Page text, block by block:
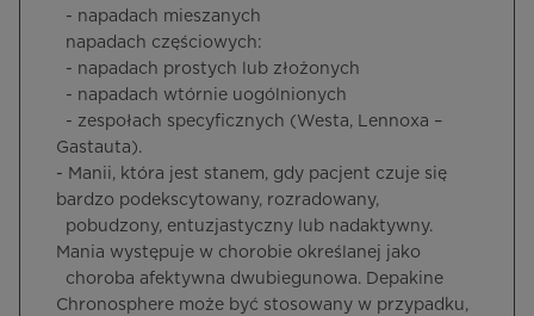
- napadach mieszanych
napadach częściowych:
- napadach prostych lub złożonych
- napadach wtórnie uogólnionych
- zespołach specyficznych (Westa, Lennoxa –
Gastauta).
- Manii, która jest stanem, gdy pacjent czuje się
bardzo podekscytowany, rozradowany,
pobudzony, entuzjastyczny lub nadaktywny.
Mania występuje w chorobie określanej jako
choroba afektywna dwubiegunowa. Depakine
Chronosphere może być stosowany w przypadku,